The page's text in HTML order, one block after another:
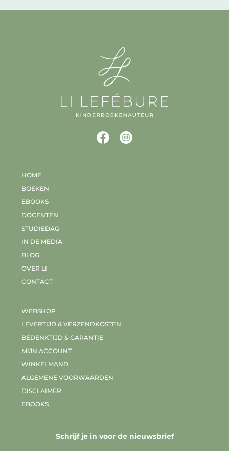
HOME
BOEKEN
EBOOKS
DOCENTEN
STUDIEDAG
IN DE MEDIA
BLOG
OVER LI
CONTACT
WEBSHOP
LEVERTIJD & VERZENDKOSTEN
BEDENKTIJD & GARANTIE
MIJN ACCOUNT
WINKELMAND
ALGEMENE VOORWAARDEN
DISCLAIMER
EBOOKS
Schrijf je in voor de nieuwsbrief